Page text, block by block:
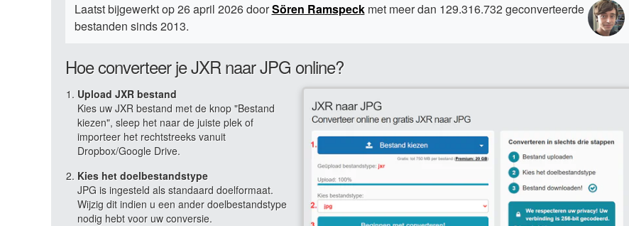
Laatst bijgewerkt op 26 april 2026 doorSören Ramspeckmet meer dan 129.316.732 geconverteerde
bestanden sinds 2013.
Hoe converteer je JXR naar JPG online?
Upload JXR bestand
Kies uw JXR bestand met de knop "Bestand
kiezen", sleep het naar de juiste plek of
importeer het rechtstreeks vanuit
Dropbox/Google Drive.
Kies het doelbestandstype
JPG is ingesteld als standaard doelformaat.
Wijzig dit indien u een ander doelbestandstype
nodig hebt voor uw conversie.